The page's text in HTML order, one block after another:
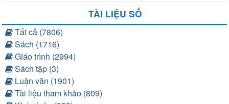
TÀI LIỆU SỐ
Tất cả (7806)
Sách (1716)
Giáo trình (2994)
Sách tập (3)
Luận văn (1901)
Tài liệu tham khảo (809)